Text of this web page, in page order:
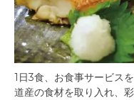
1日3食、お食事サービス
道産の食材を取り入れ、